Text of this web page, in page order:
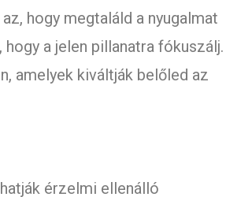
hogy megtaláld a nyugalmat
a jelen pillanatra fókuszálj.
amelyek kiváltják belőled az
érzelmi ellenálló